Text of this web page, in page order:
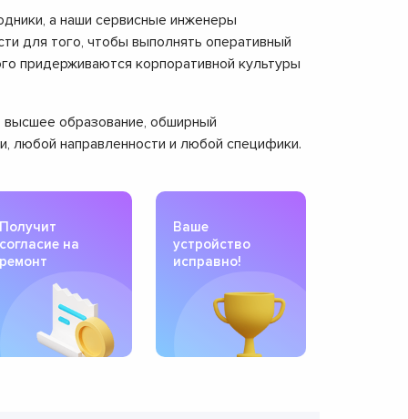
а наши сервисные инженеры
для того, чтобы выполнять оперативный
придерживаются корпоративной культуры
образование, обширный
любой направленности и любой специфики.
Получит
согласие на
ремонт
Ваше
устройство
исправно!